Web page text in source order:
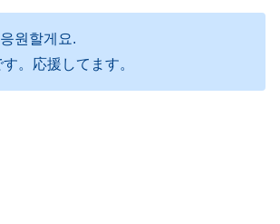
원할게요.
。応援してます。